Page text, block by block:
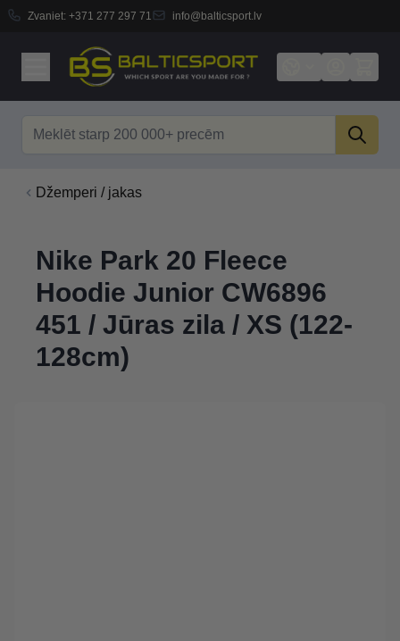
Zvaniet: +371 277 297 71 info@balticsport.lv
Džemperi / jakas
Nike Park 20 Fleece
Hoodie Junior CW6896
451 / Jūras zila / XS (122-
128cm)